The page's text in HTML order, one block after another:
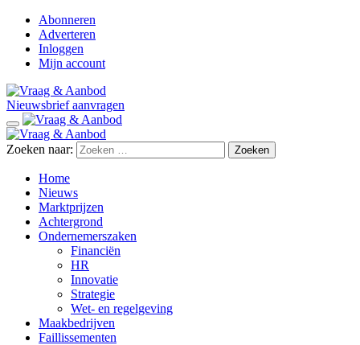
Abonneren
Adverteren
Inloggen
Mijn account
Nieuwsbrief aanvragen
Zoeken naar:
Home
Nieuws
Marktprijzen
Achtergrond
Ondernemerszaken
Financiën
HR
Innovatie
Strategie
Wet- en regelgeving
Maakbedrijven
Faillissementen